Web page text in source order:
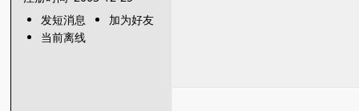
发短消息
加为好友
当前离线